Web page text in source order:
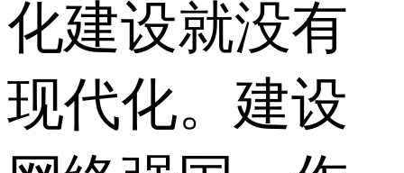
化建设就没有
现代化。建设